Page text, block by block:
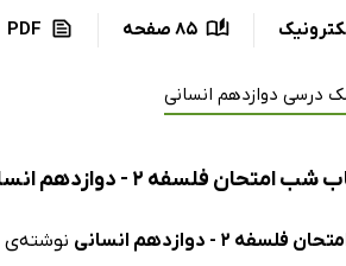
85 صفحه PDF
درسی دوازدهم انسانی
فلسفه 2 - دوازدهم انسانی
2 - دوازدهم انسانی نوشته‌ی